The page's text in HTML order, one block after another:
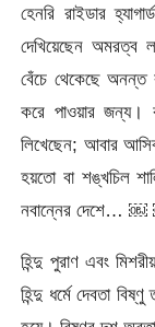
হেনরি রাইডার
দেখিয়েছেন অমরত্ব
বেঁচে থেকেছে অনন্ত
করে পাওয়ার জন্য।
লিখেছেন; আবার
হয়তো বা শঙ্খচিল
নবান্নের দেশে…
হিন্দু পুরাণ এবং
হিন্দু ধর্মে দেবতা